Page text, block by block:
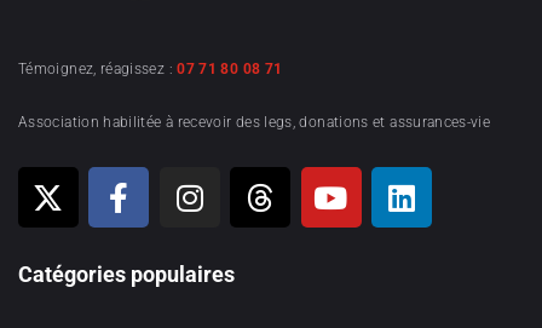
Témoignez, réagissez :07 71 80 08 71
Association habilitée à recevoir des legs, donations et assurances-vie
Catégories populaires